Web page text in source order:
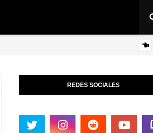
REDES SOCIALES